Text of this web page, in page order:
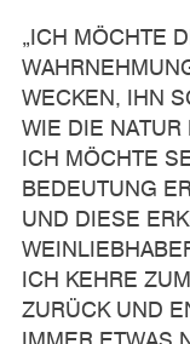
„ICH MÖCHTE
WECKEN, IHN
WIE DIE
ICH MÖCHTE
BEDEUTUNG
UND DIESE
ICH KEHRE
ZURÜCK UND